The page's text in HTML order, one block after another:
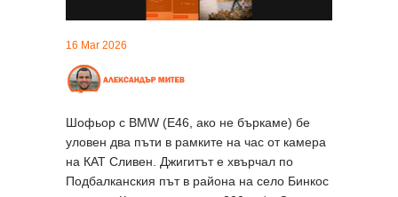
16 Mar 2026
Шофьор с BMW (E46, ако не бъркаме) бе
уловен два пъти в рамките на час от камера
на КАТ Сливен. Джигитът е хвърчал по
Подбалканския път в района на село Бинкос